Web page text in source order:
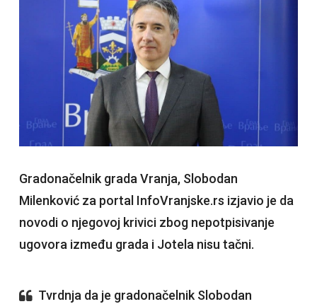
Gradonačelnik grada Vranja, Slobodan
Milenković za portal InfoVranjske.rs izjavio je da
novodi o njegovoj krivici zbog nepotpisivanje
ugovora između grada i Jotela nisu tačni.
Tvrdnja da je gradonačelnik Slobodan